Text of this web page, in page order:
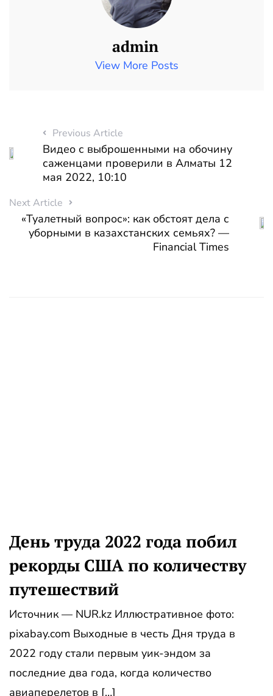
admin
View More Posts
Previous Article
Видео с выброшенными на обочину
саженцами проверили в Алматы 12
мая 2022, 10:10
Next Article
«Туалетный вопрос»: как обстоят дела с
уборными в казахстанских семьях? —
Financial Times
День труда 2022 года побил
рекорды США по количеству
путешествий
Источник — NUR.kz Иллюстративное фото:
pixabay.com Выходные в честь Дня труда в
2022 году стали первым уик-эндом за
последние два года, когда количество
авиаперелетов в […]